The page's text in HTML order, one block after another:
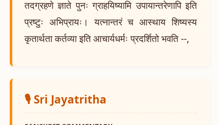
तदग्रहणे ज्ञाते पुनः ग्राहयिष्यामि उपायान्तरेणापि इति
प्रष्टुः अभिप्रायः। यत्नान्तरं च आस्थाय शिष्यस्य
कृतार्थता कर्तव्या इति आचार्यधर्मः प्रदर्शितो भवति --,
🎙️ Sri Jayatritha